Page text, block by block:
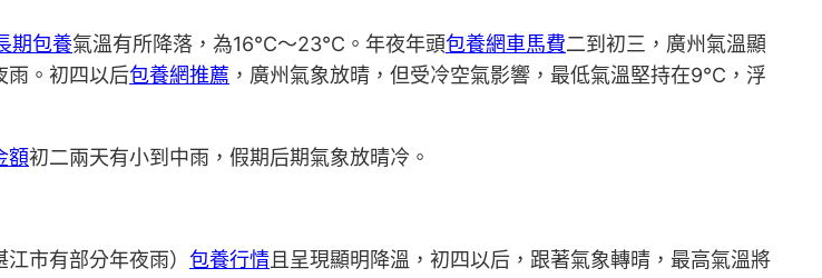
期包養氣溫有所降落，為16℃～23℃。年夜年頭包養網車馬費二到初三，廣州氣溫顯
。初四以后包養網推薦 ，廣州氣象放晴，但受冷空氣影響，最低氣溫堅持在9℃，浮
額初二兩天有小到中雨，假期后期氣象放晴冷。
市有部分年夜雨） 包養行情 且呈現顯明降溫，初四以后，跟著氣象轉晴，最高氣溫將